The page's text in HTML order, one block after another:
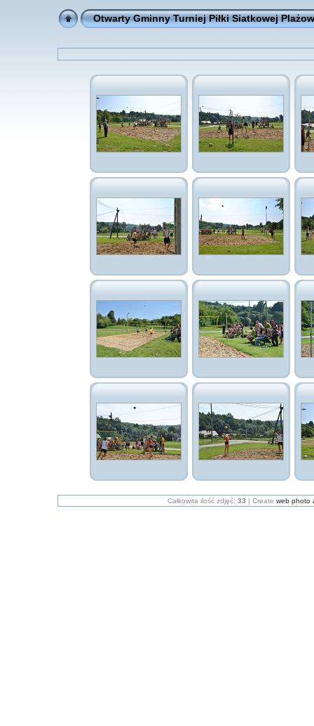
Otwarty Gminny Turniej Piłki Siatkowej
Całkowita ilość zdjęć: 33 | Create web photo